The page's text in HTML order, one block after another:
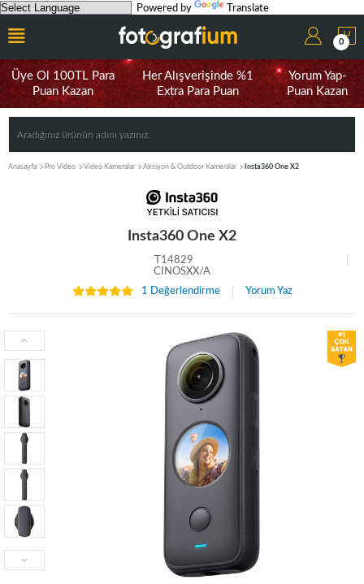
Powered by Translate
0
Üye Ol 100TL Para
Puan Kazan
Her Alışverişinde %1
Extra Para Puan
Yorum Yap-
Puan Kazan
Anasayfa Pro Video Video Kameralar Aksiyon & Outdoor Kameralar Insta360 One X2
Insta360 One X2
T14829
CINOSXX/A
1 Değerlendirme
Yorum Yaz